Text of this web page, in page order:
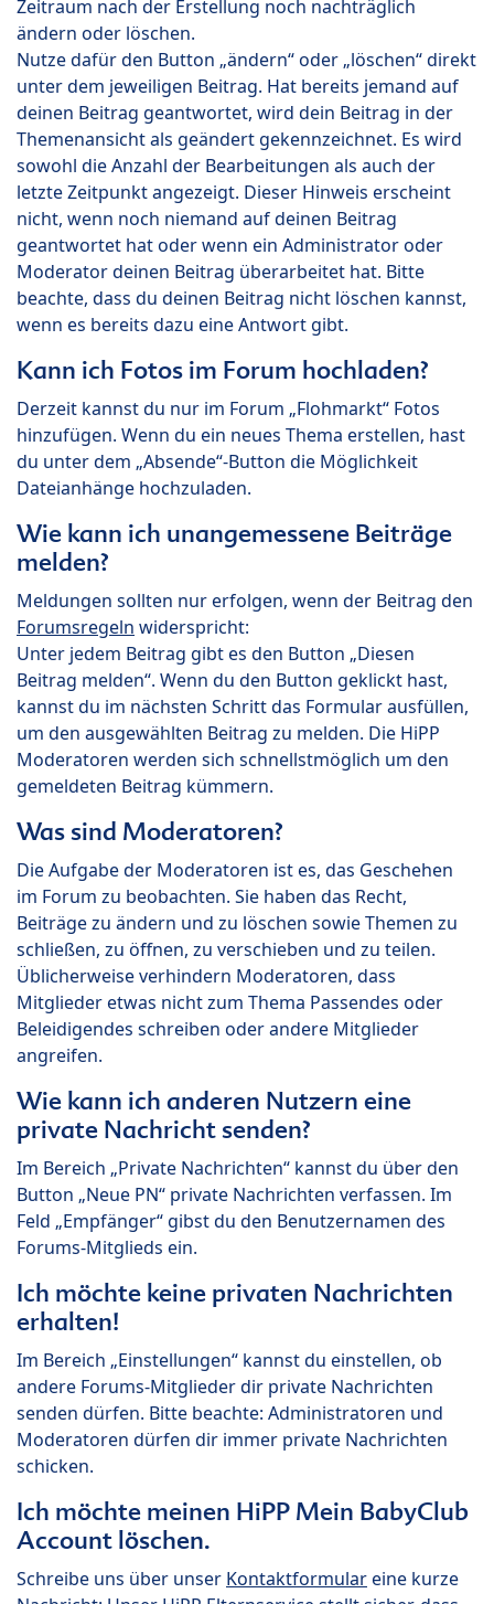
Zeitraum nach der Erstellung noch nachträglich
ändern oder löschen.
Nutze dafür den Button „ändern“ oder „löschen“ direkt
unter dem jeweiligen Beitrag. Hat bereits jemand auf
deinen Beitrag geantwortet, wird dein Beitrag in der
Themenansicht als geändert gekennzeichnet. Es wird
sowohl die Anzahl der Bearbeitungen als auch der
letzte Zeitpunkt angezeigt. Dieser Hinweis erscheint
nicht, wenn noch niemand auf deinen Beitrag
geantwortet hat oder wenn ein Administrator oder
Moderator deinen Beitrag überarbeitet hat. Bitte
beachte, dass du deinen Beitrag nicht löschen kannst,
wenn es bereits dazu eine Antwort gibt.
Kann ich Fotos im Forum hochladen?
Derzeit kannst du nur im Forum „Flohmarkt“ Fotos
hinzufügen. Wenn du ein neues Thema erstellen, hast
du unter dem „Absende“-Button die Möglichkeit
Dateianhänge hochzuladen.
Wie kann ich unangemessene Beiträge
melden?
Meldungen sollten nur erfolgen, wenn der Beitrag den
Forumsregeln widerspricht:
Unter jedem Beitrag gibt es den Button „Diesen
Beitrag melden“. Wenn du den Button geklickt hast,
kannst du im nächsten Schritt das Formular ausfüllen,
um den ausgewählten Beitrag zu melden. Die HiPP
Moderatoren werden sich schnellstmöglich um den
gemeldeten Beitrag kümmern.
Was sind Moderatoren?
Die Aufgabe der Moderatoren ist es, das Geschehen
im Forum zu beobachten. Sie haben das Recht,
Beiträge zu ändern und zu löschen sowie Themen zu
schließen, zu öffnen, zu verschieben und zu teilen.
Üblicherweise verhindern Moderatoren, dass
Mitglieder etwas nicht zum Thema Passendes oder
Beleidigendes schreiben oder andere Mitglieder
angreifen.
Wie kann ich anderen Nutzern eine
private Nachricht senden?
Im Bereich „Private Nachrichten“ kannst du über den
Button „Neue PN“ private Nachrichten verfassen. Im
Feld „Empfänger“ gibst du den Benutzernamen des
Forums-Mitglieds ein.
Ich möchte keine privaten Nachrichten
erhalten!
Im Bereich „Einstellungen“ kannst du einstellen, ob
andere Forums-Mitglieder dir private Nachrichten
senden dürfen. Bitte beachte: Administratoren und
Moderatoren dürfen dir immer private Nachrichten
schicken.
Ich möchte meinen HiPP Mein BabyClub
Account löschen.
Schreibe uns über unser Kontaktformulareine kurze